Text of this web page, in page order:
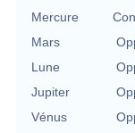
Mercure
Mars
Lune
Jupiter
Vénus